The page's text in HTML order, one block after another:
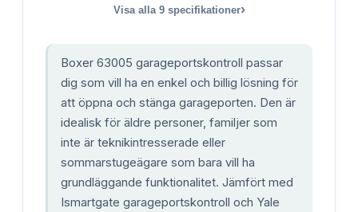
Visa alla 9specifikationer›
Boxer 63005 garageportskontroll passar
dig som vill ha en enkel och billig lösning för
att öppna och stänga garageporten. Den är
idealisk för äldre personer, familjer som
inte är teknikintresserade eller
sommarstugeägare som bara vill ha
grundläggande funktionalitet. Jämfört med
Ismartgate garageportskontroll och Yale